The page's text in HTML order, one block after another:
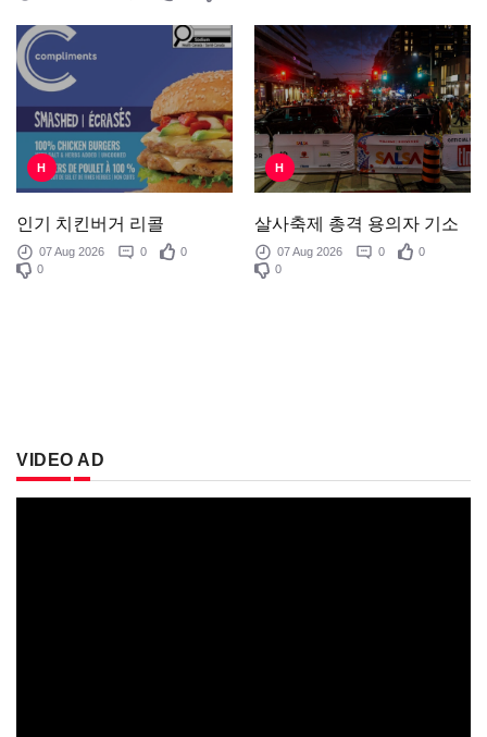
H
인기 치킨버거 리콜
07 Aug 2026 0
0
0
H
살사축제 총격 용의자 기소
07 Aug 2026 0
0
0
VIDEO AD